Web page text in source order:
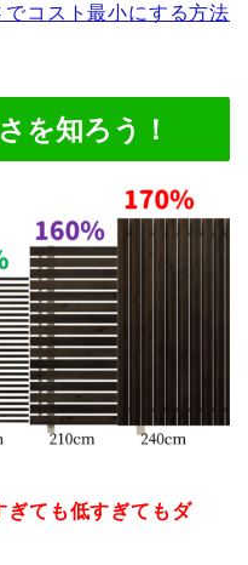
でコスト最小にする方法
を知ろう！
ぎても低すぎてもダ